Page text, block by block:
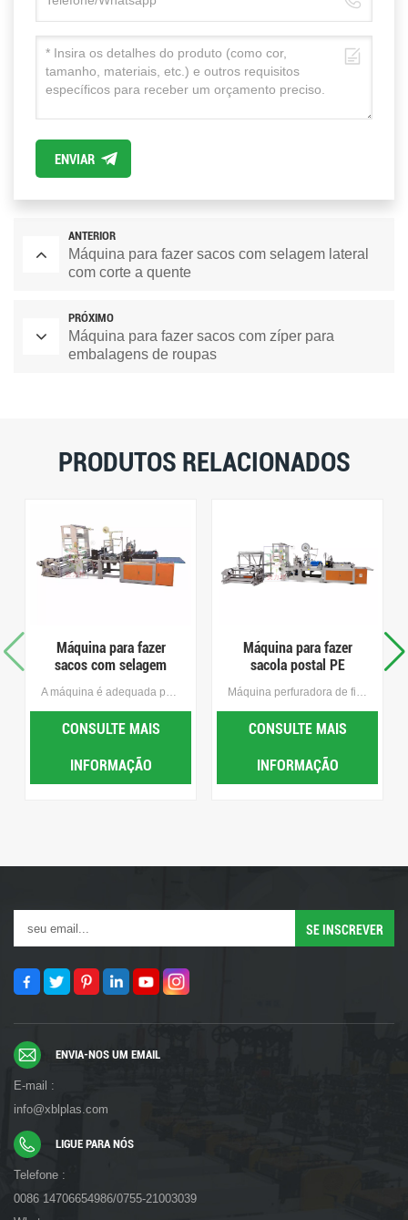
ENVIAR
ANTERIOR
Máquina para fazer sacos com selagem lateral
com corte a quente
PRÓXIMO
Máquina para fazer sacos com zíper para
embalagens de roupas
PRODUTOS RELACIONADOS
Máquina para fazer
sacos com selagem
lateral com corte a
quente
A máquina é adequada para fazer sacos de corte com selagem a quente de BOPP, OPP, PE e outros sacos plásticos impressos, é o equipamento ideal para fazer sacos de meias, sacos de toalha, sacos de pão e sacos de jóias, sacos de correio, sacos de correio, sacos de inspeção de segurança , sacolas de compras duty-free, etc.
CONSULTE MAIS
INFORMAÇÃO
Máquina para fazer
sacola postal PE
Máquina perfuradora de filme mulching de alta velocidade, Fácil operação, inteligente e eficiente, espaçamento de furos e diâmetro de retenção são livremente ajustáveis. o espaçamento e a abertura dos furos são livremente ajustáveis, com Reciclagem de resíduosing.
CONSULTE MAIS
INFORMAÇÃO
ENVIA-NOS UM EMAIL
E-mail :
info@xblplas.com
LIGUE PARA NÓS
Telefone :
0086 14706654986/0755-21003039